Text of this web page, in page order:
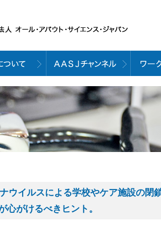
イルスによる学校やケア施設の閉
心がけるべきヒント。